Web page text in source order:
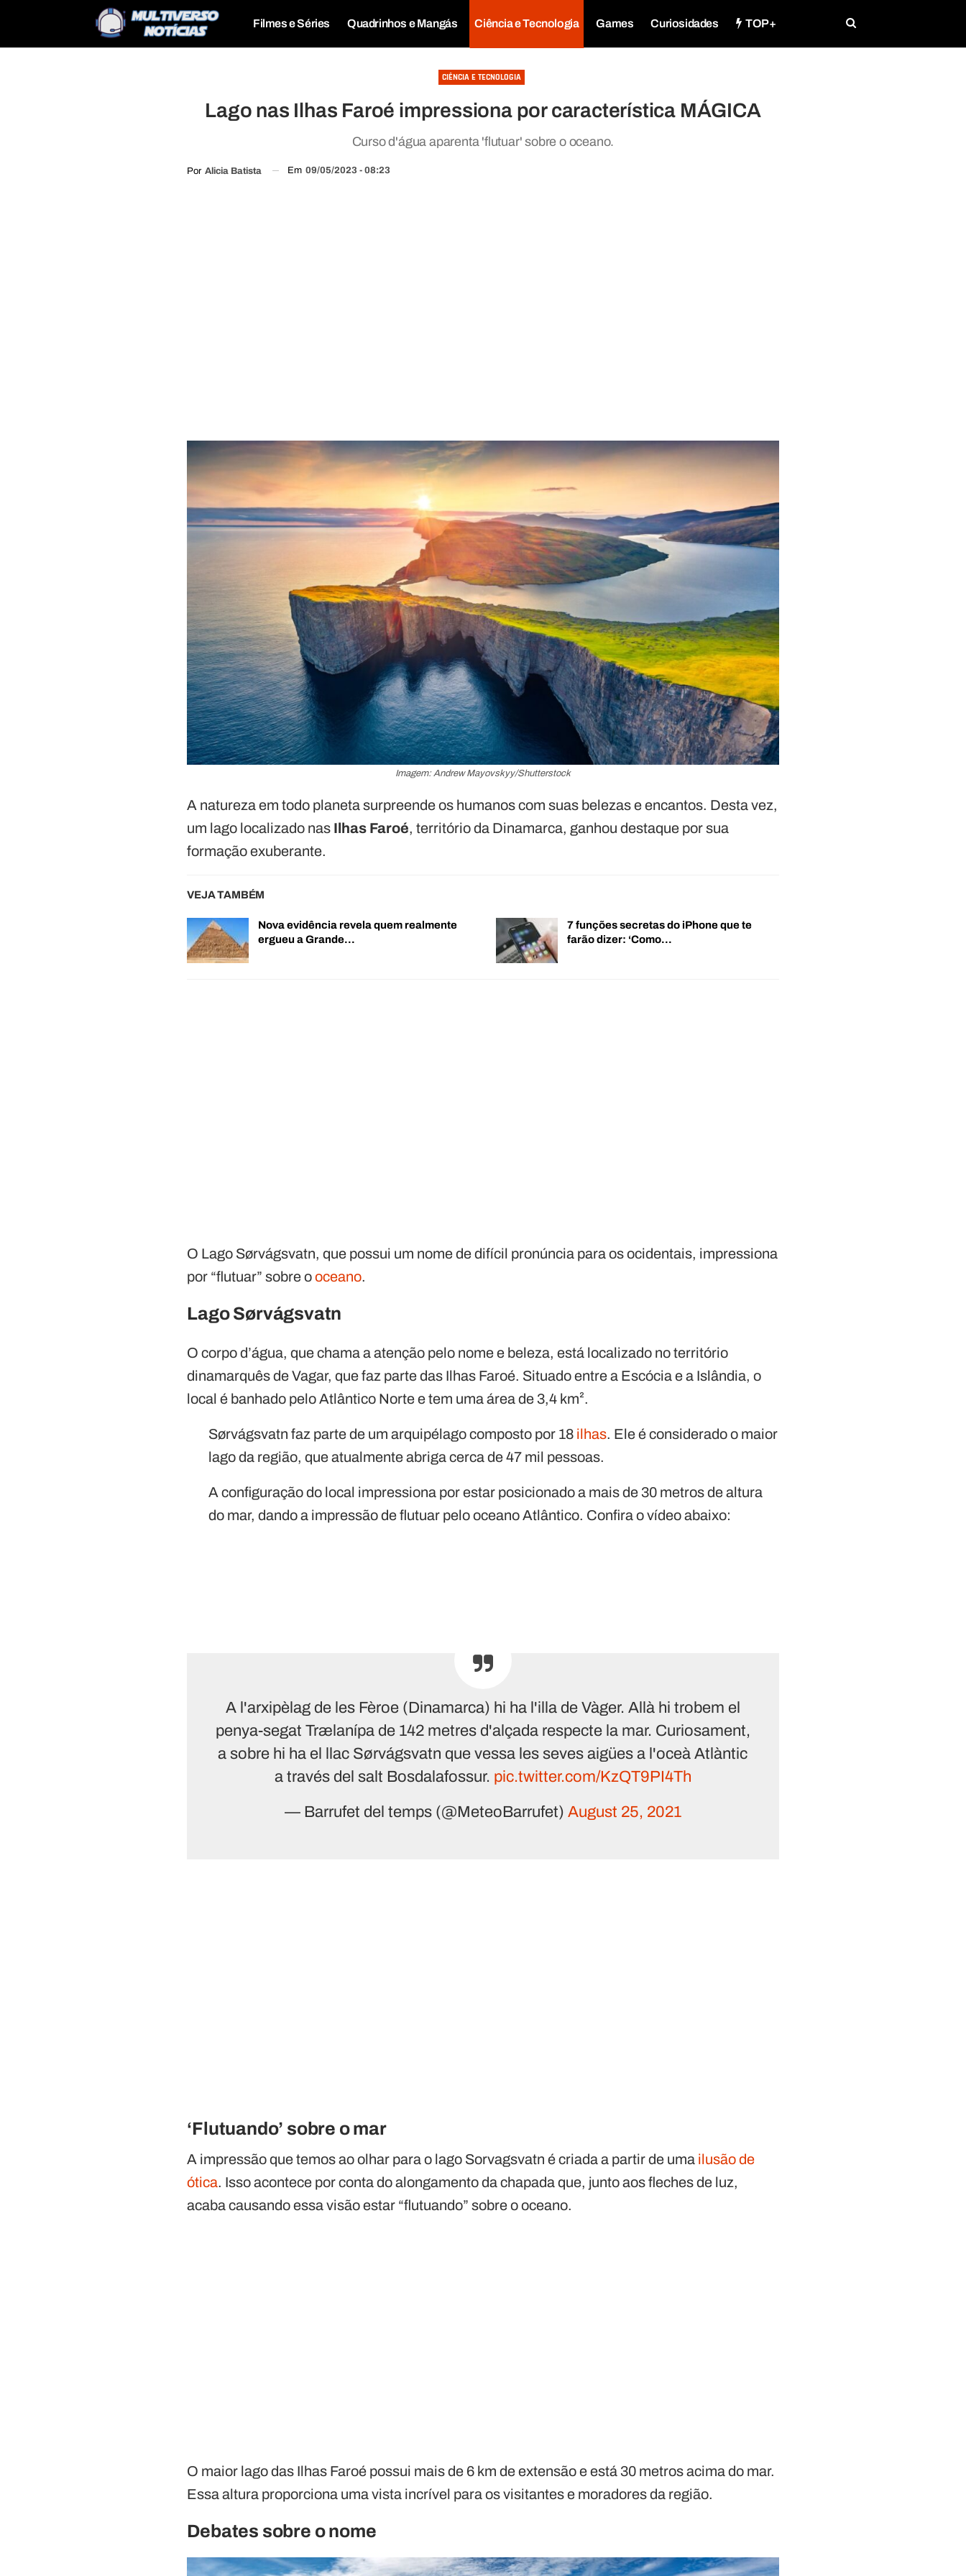
Filmes e Séries Quadrinhos e Mangás Ciência e Tecnologia Games Curiosidades TOP+
CIÊNCIA E TECNOLOGIA
Lago nas Ilhas Faroé impressiona por característica MÁGICA
Curso d'água aparenta 'flutuar' sobre o oceano.
Por Alicia Batista Em 09/05/2023 - 08:23
Imagem: Andrew Mayovskyy/Shutterstock
A natureza em todo planeta surpreende os humanos com suas belezas e encantos. Desta vez,
um lago localizado nas Ilhas Faroé, território da Dinamarca, ganhou destaque por sua
formação exuberante.
VEJA TAMBÉM
Nova evidência revela quem realmente
ergueu a Grande…
7 funções secretas do iPhone que te
farão dizer: ‘Como…
O Lago Sørvágsvatn, que possui um nome de difícil pronúncia para os ocidentais, impressiona
por “flutuar” sobre ooceano.
Lago Sørvágsvatn
O corpo d’água, que chama a atenção pelo nome e beleza, está localizado no território
dinamarquês de Vagar, que faz parte das Ilhas Faroé. Situado entre a Escócia e a Islândia, o
local é banhado pelo Atlântico Norte e tem uma área de 3,4 km².
Sørvágsvatn faz parte de um arquipélago composto por 18 ilhas. Ele é considerado o maior
lago da região, que atualmente abriga cerca de 47 mil pessoas.
A configuração do local impressiona por estar posicionado a mais de 30 metros de altura
do mar, dando a impressão de flutuar pelo oceano Atlântico. Confira o vídeo abaixo:
A l'arxipèlag de les Fèroe (Dinamarca) hi ha l'illa de Vàger. Allà hi trobem el
penya-segat Trælanípa de 142 metres d'alçada respecte la mar. Curiosament,
a sobre hi ha el llac Sørvágsvatn que vessa les seves aigües a l'oceà Atlàntic
a través del salt Bosdalafossur. pic.twitter.com/KzQT9PI4Th
— Barrufet del temps (@MeteoBarrufet) August 25, 2021
‘Flutuando’ sobre o mar
A impressão que temos ao olhar para o lago Sorvagsvatn é criada a partir de uma ilusão de
ótica. Isso acontece por conta do alongamento da chapada que, junto aos fleches de luz,
acaba causando essa visão estar “flutuando” sobre o oceano.
O maior lago das Ilhas Faroé possui mais de 6 km de extensão e está 30 metros acima do mar.
Essa altura proporciona uma vista incrível para os visitantes e moradores da região.
Debates sobre o nome